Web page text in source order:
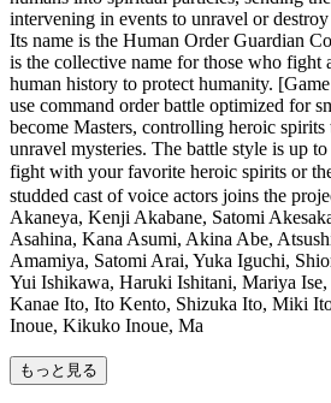
intervening in events to unravel or
Its name is the Human Order Guardian
is the collective name for those who fight
human history to protect humanity.
use command order battle optimized for
become Masters, controlling heroic spirits
unravel mysteries. The battle style is up
fight with your favorite heroic spirits or
studded cast of voice actors joins the
Akaneya, Kenji Akabane, Satomi
Asahina, Kana Asumi, Akina Abe,
Amamiya, Satomi Arai, Yuka Iguchi,
Yui Ishikawa, Haruki Ishitani, Mariya
Kanae Ito, Ito Kento, Shizuka Ito, Miki
Inoue, Kikuko Inoue, Ma
もっと見る